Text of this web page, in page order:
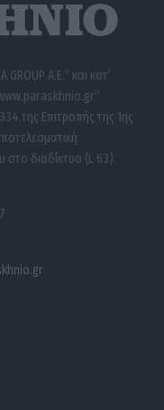
A.E.” και κατ’
της Επιτροπής της 1ης
στο διαδίκτυο (L 63).